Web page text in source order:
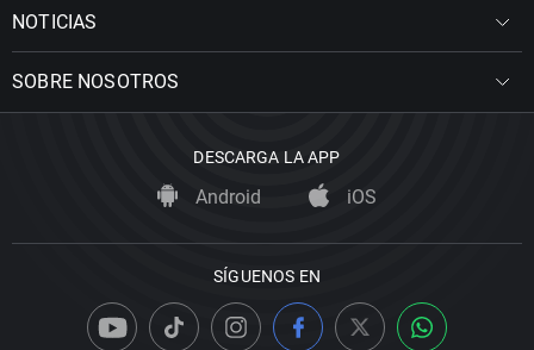
NOTICIAS
SOBRE NOSOTROS
DESCARGA LA APP
Android iOS
SÍGUENOS EN